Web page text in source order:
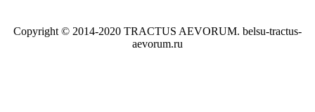
Copyright © 2014-2020 TRACTUS AEVORUM. belsu-tractus-
aevorum.ru